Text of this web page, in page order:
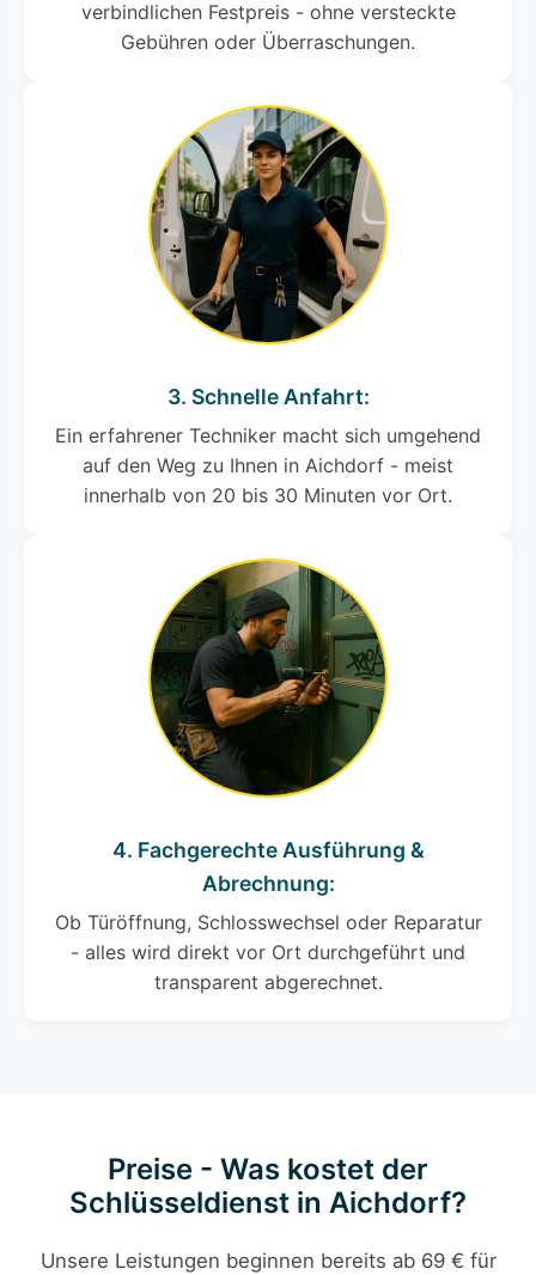
verbindlichen Festpreis - ohne versteckte
Gebühren oder Überraschungen.
3. Schnelle Anfahrt:
Ein erfahrener Techniker macht sich umgehend
auf den Weg zu Ihnen in Aichdorf - meist
innerhalb von 20 bis 30 Minuten vor Ort.
4. Fachgerechte Ausführung &
Abrechnung:
Ob Türöffnung, Schlosswechsel oder Reparatur
- alles wird direkt vor Ort durchgeführt und
transparent abgerechnet.
Preise - Was kostet der
Schlüsseldienst in Aichdorf?
Unsere Leistungen beginnen bereits ab 69 € für